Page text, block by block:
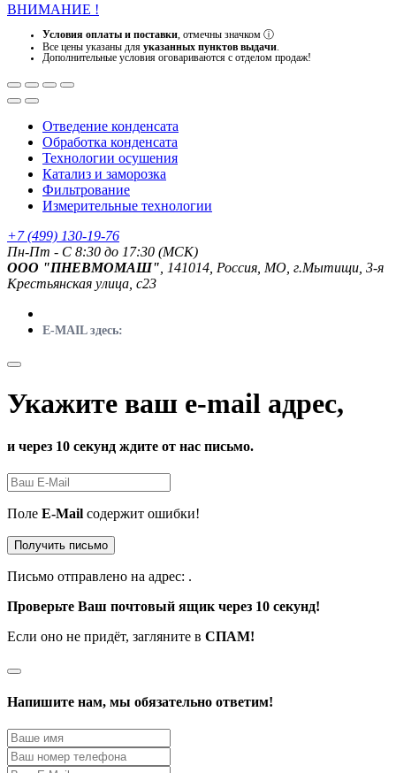
ВНИМАНИЕ !
Условия оплаты и поставки , отмечны значком ⓘ
Все цены указаны для указанных пунктов выдачи
Дополнительные условия оговариваются с отделом продаж!
Отведение конденсата
Обработка конденсата
Технологии осушения
Катализ и заморозка
Фильтрование
Измерительные технологии
+7 (499) 130-19-76
Пн-Пт - C 8:30 до 17:30 (МСК)
ООО "ПНЕВМОМАШ" , 141014, Россия, МО, г.Мытищи, 3-я
Крестьянская улица, с23
E-MAIL здесь:
Укажите ваш e-mail адрес,
и через 10 секунд ждите от нас письмо.
Поле E-Mail содержит ошибки!
Получить письмо
Письмо отправлено на адрес: .
Проверьте Ваш почтовый ящик через 10 секунд!
Если оно не придёт, загляните в СПАМ!
Напишите нам, мы обязательно ответим!